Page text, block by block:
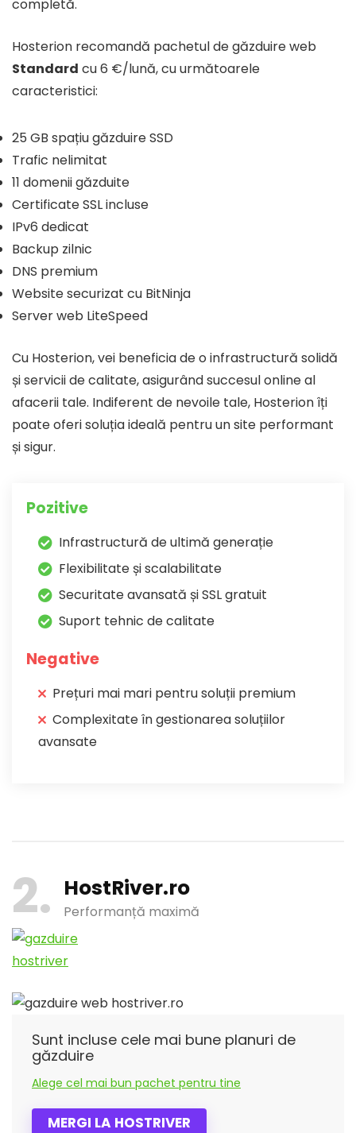
completă.
Hosterion recomandă pachetul de găzduire web
Standard cu 6 €/lună, cu următoarele
caracteristici:
25 GB spațiu găzduire SSD
Trafic nelimitat
11 domenii găzduite
Certificate SSL incluse
IPv6 dedicat
Backup zilnic
DNS premium
Website securizat cu BitNinja
Server web LiteSpeed
Cu Hosterion, vei beneficia de o infrastructură solidă
și servicii de calitate, asigurând succesul online al
afacerii tale. Indiferent de nevoile tale, Hosterion îți
poate oferi soluția ideală pentru un site performant
și sigur.
Pozitive
Infrastructură de ultimă generație
Flexibilitate și scalabilitate
Securitate avansată și SSL gratuit
Suport tehnic de calitate
Negative
Prețuri mai mari pentru soluții premium
Complexitate în gestionarea soluțiilor
avansate
2 HostRiver.ro
Performanță maximă
MERGI LA HOSTRIVER
Sunt incluse cele mai bune planuri de
găzduire
Alege cel mai bun pachet pentru tine